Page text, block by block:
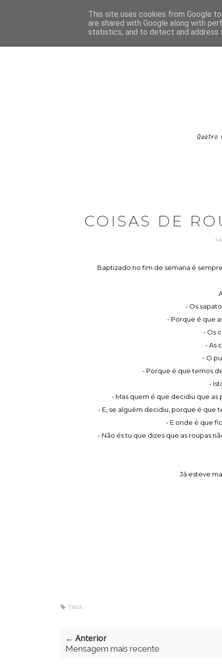
COISAS DE
Baptizado no fim de semana é
- Os
- Porque é que
- Os
- As
- O
- Porque é que temos
-
- Mas quem é que decidiu que as
- E, se alguém decidiu, porque é que
- E onde é que
- Não és tu que dizes que as roupas
Já esteve
TAGS :
← Anterior
Mensagem mais recente
This site uses cookies from Google
are shared with Google along with
statistics, and to detect and address